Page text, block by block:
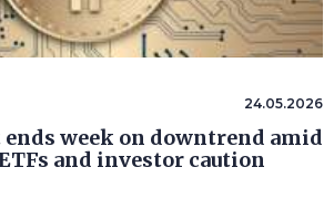
24.05.2026
week on downtrend amid
and investor caution